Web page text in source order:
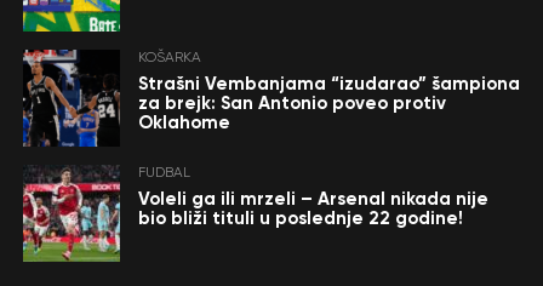
KOŠARKA
Strašni Vembanjama “izudarao” šampiona
za brejk: San Antonio poveo protiv
Oklahome
FUDBAL
Voleli ga ili mrzeli – Arsenal nikada nije
bio bliži tituli u poslednje 22 godine!